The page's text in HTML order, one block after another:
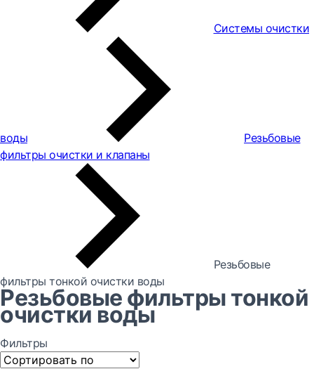
Системы очистки
воды
Резьбовые
фильтры очистки и клапаны
Резьбовые
фильтры тонкой очистки воды
Резьбовые фильтры тонкой
очистки воды
Фильтры